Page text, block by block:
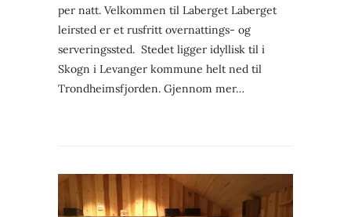
per natt. Velkommen til Laberget Laberget
leirsted er et rusfritt overnattings- og
serveringssted. Stedet ligger idyllisk til i
Skogn i Levanger kommune helt ned til
Trondheimsfjorden. Gjennom mer…